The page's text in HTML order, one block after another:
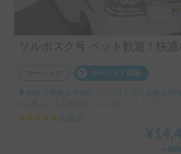
カーシェア カーシェア保険
神奈川県横浜市南区六ツ川1丁目, ' 京急弘明寺駅付近、六ツ川交番前までお
5.00
9
¥
＋保